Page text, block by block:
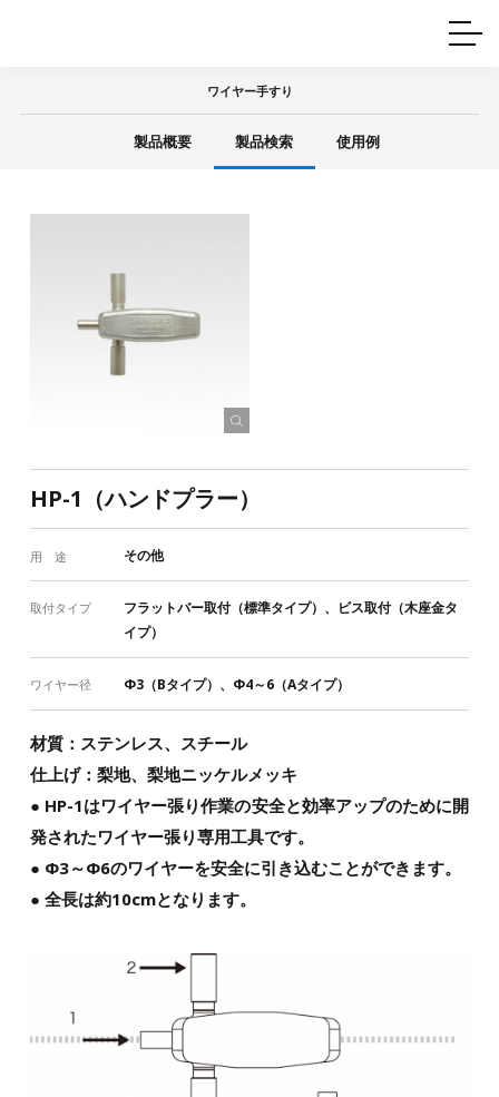
産業用ワイヤー
技術
サポート
製品の安全と品質について
ワイヤー手すり
製品概要 製品検索 使用例
HP-1（ハンドプラー）
用 途 その他
取付タイプ
フラットバー取付（標準タイプ）、ビス取付（木座金タ
イプ）
ワイヤー径 Φ3（Bタイプ）、Φ4～6（Aタイプ）
材質：ステンレス、スチール
仕上げ：梨地、梨地ニッケルメッキ
● HP-1はワイヤー張り作業の安全と効率アップのために開
発されたワイヤー張り専用工具です。
● Φ3～Φ6のワイヤーを安全に引き込むことができます。
● 全長は約10cmとなります。